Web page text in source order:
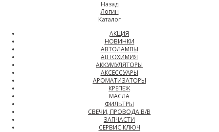
Назад
Логин
Каталог
АКЦИЯ
НОВИНКИ
АВТОЛАМПЫ
АВТОХИМИЯ
АККУМУЛЯТОРЫ
АКСЕССУАРЫ
АРОМАТИЗАТОРЫ
КРЕПЕЖ
МАСЛА
ФИЛЬТРЫ
СВЕЧИ, ПРОВОДА В/В
ЗАПЧАСТИ
СЕРВИС КЛЮЧ